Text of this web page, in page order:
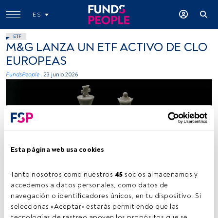
Esta página web usa cookies
Tanto nosotros como nuestros 45 socios almacenamos y
accedemos a datos personales, como datos de
navegación o identificadores únicos, en tu dispositivo. Si
seleccionas «Aceptar» estarás permitiendo que las
ES
ETF
M&G LANZA UN ETF ACTIVO DE CLO
EUROPEAS
FundsPeople . 23 junio 2026
Tiempo lectura: